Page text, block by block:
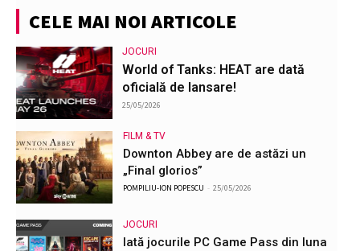
CELE MAI NOI ARTICOLE
JOCURI
World of Tanks: HEAT are dată
oficială de lansare!
25/05/2026
FILM & TV
Downton Abbey are de astăzi un
„Final glorios”
POMPILIU-ION POPESCU - 25/05/2026
JOCURI
Iată jocurile PC Game Pass din luna